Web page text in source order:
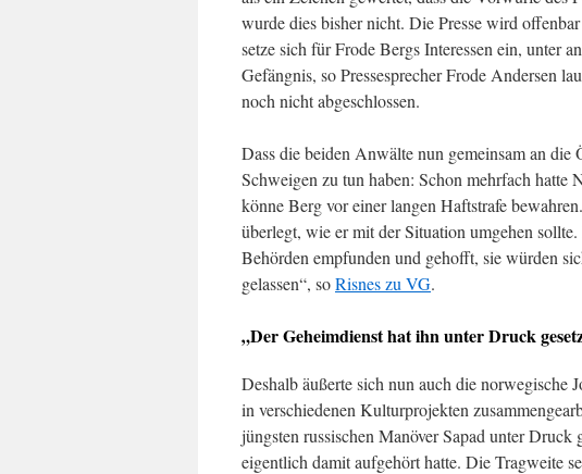
wurde dies bisher nicht. Die Presse wird
setze sich für Frode Bergs Interessen ein, unter
Gefängnis, so Pressesprecher Frode Andersen
noch nicht abgeschlossen.
Dass die beiden Anwälte nun gemeinsam an
Schweigen zu tun haben: Schon mehrfach
könne Berg vor einer langen Haftstrafe
überlegt, wie er mit der Situation umgehen
Behörden empfunden und gehofft, sie würden
gelassen“, soRisnes zu VG.
„Der Geheimdienst hat ihn unter Druck
Deshalb äußerte sich nun auch die norwegische
in verschiedenen Kulturprojekten
jüngsten russischen Manöver Sapad unter
eigentlich damit aufgehört hatte. Die Tragweite